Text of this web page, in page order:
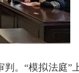
。“模拟法庭”